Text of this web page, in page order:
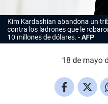
Kim Kardashian abandona un
contra los ladrones que le
10 millones de dólares.
AFP
18 de mayo